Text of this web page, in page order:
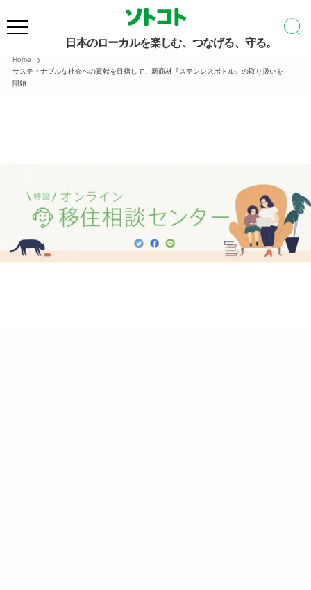
日本のローカルを楽しむ、つなげる、守る。
Home
サスティナブルな社会への貢献を目指して、新商材『ステンレスボトル』の取り扱いを
開始